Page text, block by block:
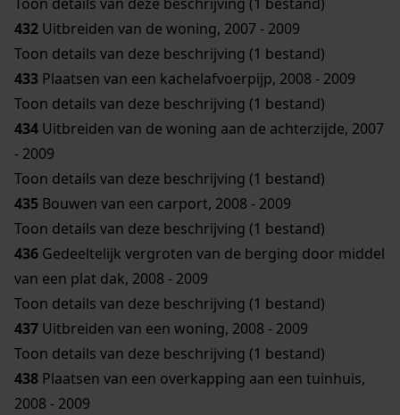
432 Uitbreiden van de woning, 2007 - 2009
Toon details van deze beschrijving (1 bestand)
433 Plaatsen van een kachelafvoerpijp, 2008 - 2009
Toon details van deze beschrijving (1 bestand)
434 Uitbreiden van de woning aan de achterzijde, 2007
- 2009
Toon details van deze beschrijving (1 bestand)
435 Bouwen van een carport, 2008 - 2009
Toon details van deze beschrijving (1 bestand)
436 Gedeeltelijk vergroten van de berging door middel
van een plat dak, 2008 - 2009
Toon details van deze beschrijving (1 bestand)
437 Uitbreiden van een woning, 2008 - 2009
Toon details van deze beschrijving (1 bestand)
438 Plaatsen van een overkapping aan een tuinhuis,
2008 - 2009